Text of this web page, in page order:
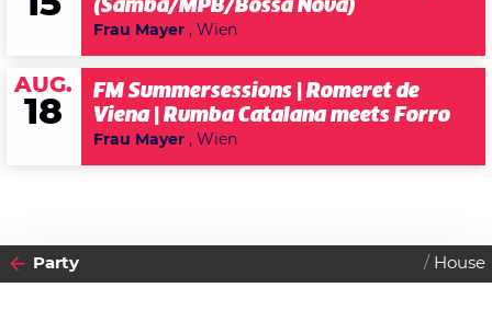
(Samba/MPB/Bossa Nova)
Frau Mayer , Wien
AUG.
18
FM Summersessions | Romeret de
Viena | Rumba Catalana meets Forro
Frau Mayer , Wien
Party House